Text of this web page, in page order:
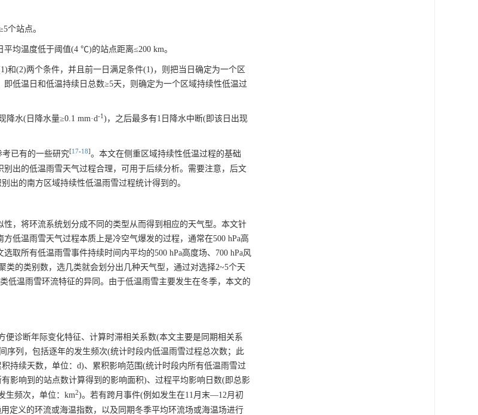
个站点。
均温度低于阈值(4 ℃)的站点距离≤200 km。
和(2)两个条件，并且前一日满足条件(1)，则把当日确定为一个区
低温日和低温持续日总数≥5天，则确定为一个区域持续性低温过
降水(日降水量≥0.1 mm·d-1 )，之后最多有1日降水中断(即该日出现
已有的一些研究[17-18]。本文在侧重区域持续性低温过程的基础
出的低温雨雪天气过程合理，可用于后续分析。需要注意，后文
出的南方区域持续性低温雨雪过程统计得到的。
，将环流系统划分成不同的类型从而得到相应的天气型。本文针
低温雨雪天气过程本质上是冷空气爆发的过程，通常在500 hPa高
取所有低温雨雪事件持续时间内平均的500 hPa高度场、700 hPa风
类的类别数，选几类就会划分出几种天气型，通过对选择2~5个天
低温雨雪环流特征的异同。由于低温雨雪主要发生在冬季，本文的
诊断年际变化特征、计算时滞相关系数(本文主要是同期相关系
序列，包括逐年的发生频次(统计时段内低温雨雪过程总次数；此
持续天数，单位：d)、累积影响范围(统计时段内所有低温雨雪过
影响到的站点数计算得到的影响面积)、过程平均影响日数(即总影
生频次，单位：km2)。若有跨月事件(例如发生在11月末—12月初
定义的环流或海温指数，以及同期冬季平均环流场或海温场进行